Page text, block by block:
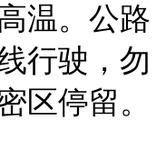
温。公路
行驶，勿
区停留。